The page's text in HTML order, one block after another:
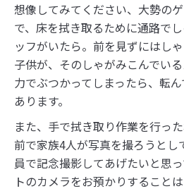
想像してみてください、大勢の
で、床を拭き取るために通路で
ッフがいたら。前を見ずにはし
子供が、そのしゃがみこんでい
力でぶつかってしまったら、転
あります。
また、手で拭き取り作業を行っ
前で家族4人が写真を撮ろうとし
員で記念撮影してあげたいと思
トのカメラをお預かりすることは